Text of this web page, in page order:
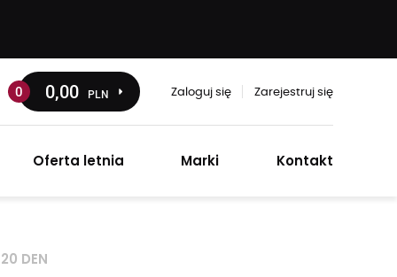
0 0,00 PLN Zaloguj się Zarejestruj się
Oferta letnia Marki Kontakt
DEN